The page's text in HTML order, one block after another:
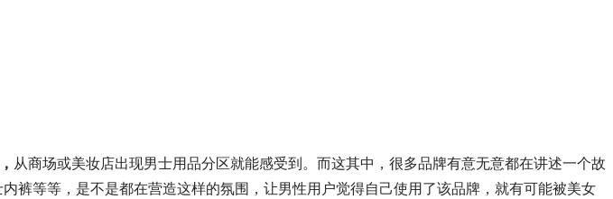
从商场或美妆店出现男士用品分区就能感受到。而这其中，很多品牌有意无意都在讲述一个故
裤等等，是不是都在营造这样的氛围，让男性用户觉得自己使用了该品牌，就有可能被美女